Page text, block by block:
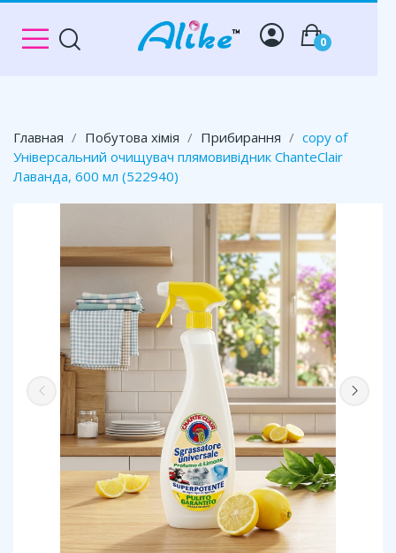
0
Главная Побутова хімія Прибирання
copy of
Універсальний очищувач плямовивідник ChanteClair
Лаванда, 600 мл (522940)